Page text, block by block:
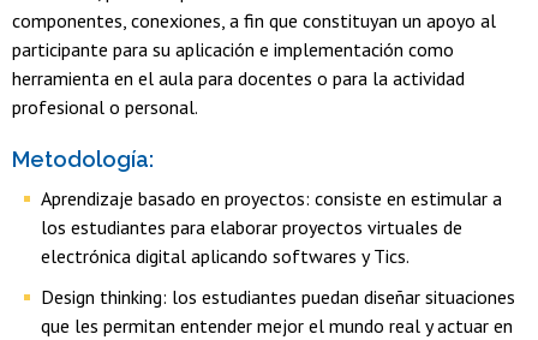
componentes, conexiones, a fin que constituyan un apoyo al
participante para su aplicación e implementación como
herramienta en el aula para docentes o para la actividad
profesional o personal.
Metodología:
Aprendizaje basado en proyectos: consiste en estimular a
los estudiantes para elaborar proyectos virtuales de
electrónica digital aplicando softwares y Tics.
Design thinking: los estudiantes puedan diseñar situaciones
que les permitan entender mejor el mundo real y actuar en